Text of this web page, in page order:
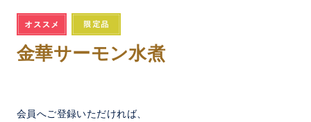
金華サーモン水煮
会員へご登録いただければ、